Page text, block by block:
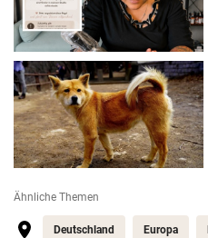
Ähnliche Themen
Deutschland Europa